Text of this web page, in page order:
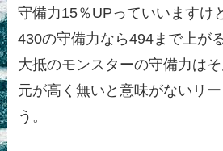
守備力15％UPっていいますけ
430の守備力なら494まで上が
大抵のモンスターの守備力はそ
元が高く無いと意味がないリ
う。